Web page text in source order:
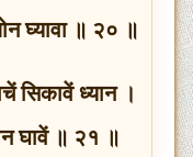
घ्यावा ॥ २० ॥
सिकावें ध्यान ।
घावें ॥ २१ ॥